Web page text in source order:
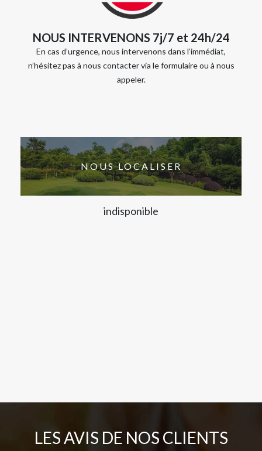
NOUS INTERVENONS 7j/7 et 24h/24
En cas d’urgence, nous intervenons dans l’immédiat,
n’hésitez pas à nous contacter via le formulaire ou à nous
appeler.
NOUS LOCALISER
indisponible
LES AVIS DE NOS CLIENTS